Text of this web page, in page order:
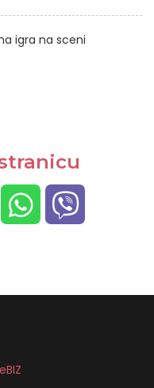
igra na sceni
eBIZ